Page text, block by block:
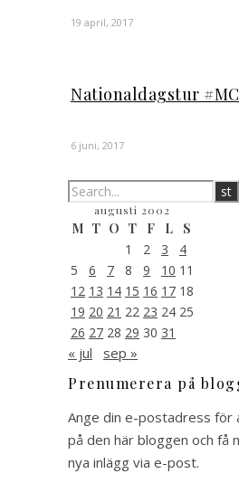
19 april, 2017
Nationaldagstur
6 juni, 2017
augusti 2002
M T O T F L
S
1
2 3
4
5
6 7 8 9 10 11
12 13 14 15 16 17 18
19 20 21 22 23 24 25
26 27 28 29 30 31
« jul sep »
Prenumerera på
Ange din e-postadress för
på den här bloggen och få
nya inlägg via e-post.